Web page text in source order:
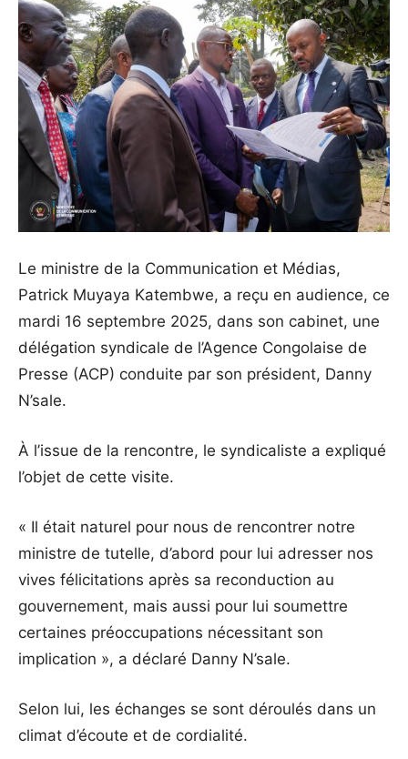
Le ministre de la Communication et Médias,
Patrick Muyaya Katembwe, a reçu en audience, ce
mardi 16 septembre 2025, dans son cabinet, une
délégation syndicale de l’Agence Congolaise de
Presse (ACP) conduite par son président, Danny
N’sale.
À l’issue de la rencontre, le syndicaliste a expliqué
l’objet de cette visite.
« Il était naturel pour nous de rencontrer notre
ministre de tutelle, d’abord pour lui adresser nos
vives félicitations après sa reconduction au
gouvernement, mais aussi pour lui soumettre
certaines préoccupations nécessitant son
implication », a déclaré Danny N’sale.
Selon lui, les échanges se sont déroulés dans un
climat d’écoute et de cordialité.